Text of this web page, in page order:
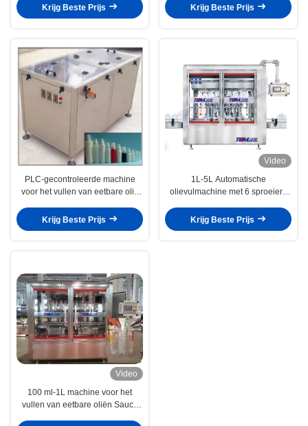
Krijg Beste Prijs
Krijg Beste Prijs
PLC-gecontroleerde machine
voor het vullen van eetbare olie
snelheid flessen ontgrendelaar
Krijg Beste Prijs
Video
1L-5L Automatische
olievulmachine met 6 sproeiers
Krijg Beste Prijs
Video
100 ml-1L machine voor het
vullen van eetbare oliën Sauce